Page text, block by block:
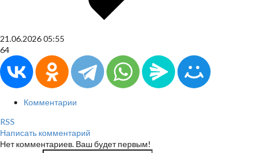
21.06.202605:55
64
Комментарии
RSS
Написать комментарий
Нет комментариев. Ваш будет первым!